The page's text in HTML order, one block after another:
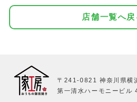
店舗一覧へ戻
〒241-0821 神奈川県横
第一清水ハーモニービル